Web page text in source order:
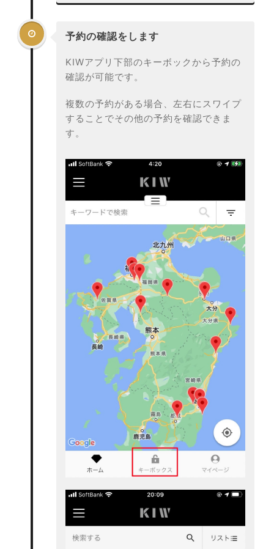
 予約の確認をします
KIWアプリ下部のキーボックから予約の
確認が可能です。
複数の予約がある場合、左右にスワイプ
することでその他の予約を確認できま
す。